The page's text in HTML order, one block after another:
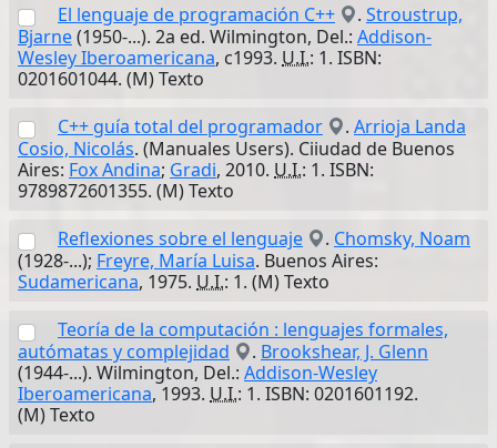
El lenguaje de programación C++
. Stroustrup,
Bjarne(1950-...). 2a ed. Wilmington, Del.: Addison-
Wesley Iberoamericana, c1993. U.I.: 1. ISBN:
0201601044. (M) Texto
C++ guía total del programador
. Arrioja Landa
Cosio, Nicolás. (Manuales Users). Ciiudad de Buenos
Aires: Fox Andina; Gradi, 2010. U.I.: 1. ISBN:
9789872601355. (M) Texto
Reflexiones sobre el lenguaje
. Chomsky, Noam
(1928-...); Freyre, María Luisa. Buenos Aires:
Sudamericana, 1975. U.I.: 1. (M) Texto
Teoría de la computación : lenguajes formales,
autómatas y complejidad
. Brookshear, J. Glenn
(1944-...). Wilmington, Del.: Addison-Wesley
Iberoamericana, 1993. U.I.: 1. ISBN: 0201601192.
(M) Texto